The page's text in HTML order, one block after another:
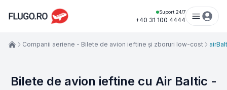
Suport 24/7
+40 31 100 4444
Bilete de avion ieftine cu Air Baltic -
Companii aeriene - Bilete de avion ieftine şi zboruri low-cost